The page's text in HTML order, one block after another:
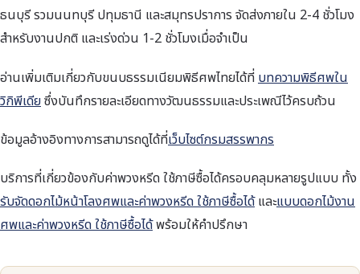
ธนบุรี รวมนนทบุรี ปทุมธานี และสมุทรปราการ จัดส่งภายใน 2-4 ชั่วโมง
สำหรับงานปกติ และเร่งด่วน 1-2 ชั่วโมงเมื่อจำเป็น
อ่านเพิ่มเติมเกี่ยวกับขนบธรรมเนียมพิธีศพไทยได้ที่ บทความพิธีศพใน
วิกิพีเดียซึ่งบันทึกรายละเอียดทางวัฒนธรรมและประเพณีไว้ครบถ้วน
ข้อมูลอ้างอิงทางการสามารถดูได้ที่เว็บไซต์กรมสรรพากร
บริการที่เกี่ยวข้องกับค่าพวงหรีด ใช้ภาษีซื้อได้ครอบคลุมหลายรูปแบบ ทั้ง
รับจัดดอกไม้หน้าโลงศพและค่าพวงหรีด ใช้ภาษีซื้อได้และแบบดอกไม้งาน
ศพและค่าพวงหรีด ใช้ภาษีซื้อได้พร้อมให้คำปรึกษา